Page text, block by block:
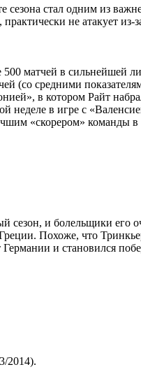
сезона стал одним из
не атакует из-
матчей в сильнейшей
(со средними
в котором Райт
в игре с
«скорером» команды
и болельщики его
Похоже, что
и становился
2014).